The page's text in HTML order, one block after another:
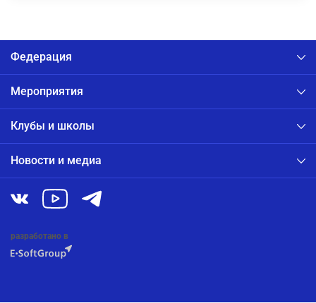
Федерация
Мероприятия
Клубы и школы
Новости и медиа
разработано в